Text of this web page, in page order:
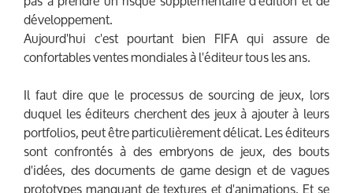
développement.
Aujourd'hui c'est pourtant bien FIFA qui assure de
confortables ventes mondiales à l'éditeur tous les ans.
Il faut dire que le processus de sourcingde jeux, lors
duquel les éditeurs cherchent des jeux à ajouter à leurs
portfolios, peut être particulièrement délicat. Les éditeurs
sont confrontés à des embryons de jeux, des bouts
d'idées, des documents de game design et de vagues